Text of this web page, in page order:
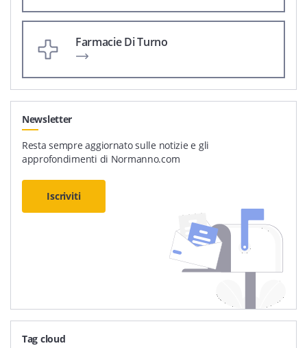
Farmacie Di Turno
Newsletter
Resta sempre aggiornato sulle notizie e gli
approfondimenti di Normanno.com
Iscriviti
Tag cloud